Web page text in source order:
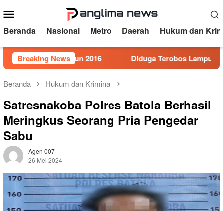
ke
kontenMobile
Beranda Nasional Metro Daerah Hukum dan
Breaking News
5 Tahun 2016 Diduga Terobos Lampu Merah,
Beranda Hukum dan Kriminal
Satresnakoba Polres Batola Berhasil
Meringkus Seorang Pria Pengedar
Sabu
Agen 007
26 Mei 2024